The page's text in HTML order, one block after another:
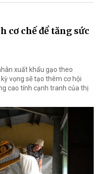
cơ chế để tăng sức
xuất khẩu gạo theo
vọng sẽ tạo thêm cơ hội
cao tính cạnh tranh của thị